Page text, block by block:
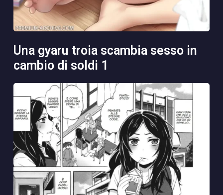
una gyaru troia scambia sesso in
cambio di soldi 1